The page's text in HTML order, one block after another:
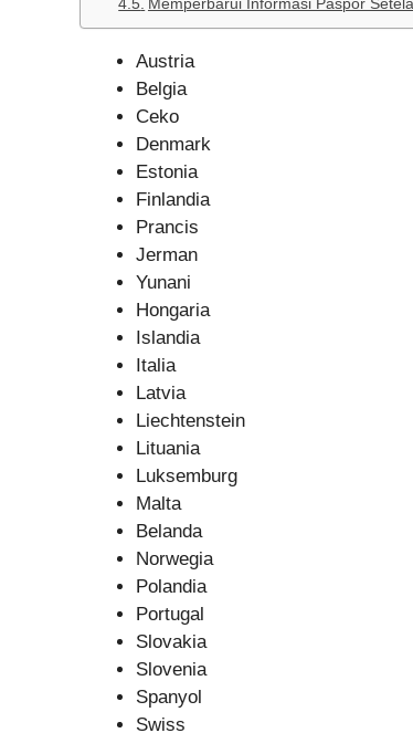
Memperbarui Informasi Paspor
Austria
Belgia
Ceko
Denmark
Estonia
Finlandia
Prancis
Jerman
Yunani
Hongaria
Islandia
Italia
Latvia
Liechtenstein
Lituania
Luksemburg
Malta
Belanda
Norwegia
Polandia
Portugal
Slovakia
Slovenia
Spanyol
Swiss